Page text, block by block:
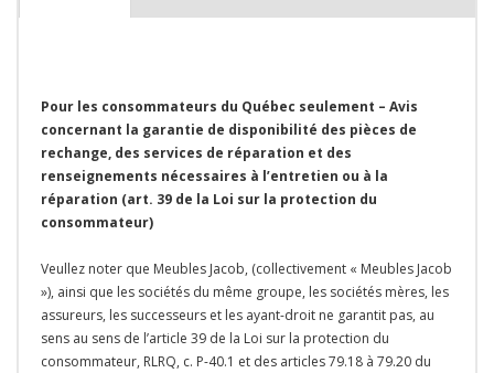
Pour les consommateurs du Québec seulement – Avis
concernant la garantie de disponibilité des pièces de
rechange, des services de réparation et des
renseignements nécessaires à l’entretien ou à la
réparation (art. 39 de la Loi sur la protection du
consommateur)
Veullez noter que Meubles Jacob, (collectivement « Meubles Jacob
»), ainsi que les sociétés du même groupe, les sociétés mères, les
assureurs, les successeurs et les ayant-droit ne garantit pas, au
sens au sens de l’article 39 de la Loi sur la protection du
consommateur, RLRQ, c. P-40.1 et des articles 79.18 à 79.20 du